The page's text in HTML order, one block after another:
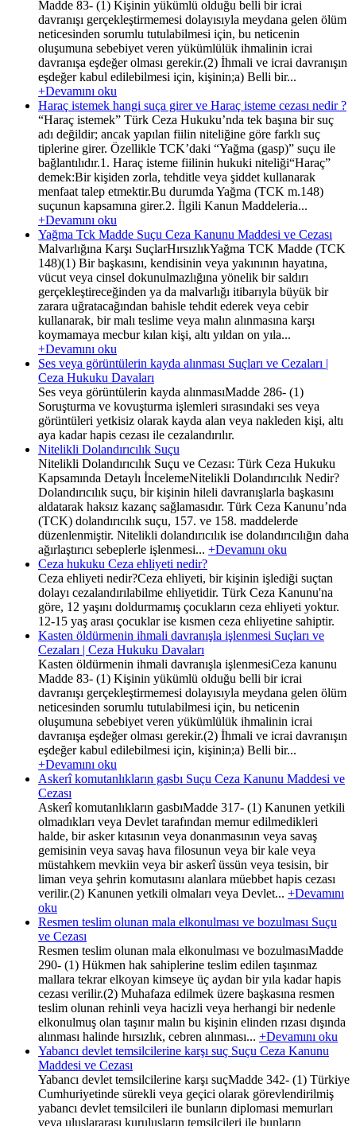
Madde 83- (1) Kişinin yükümlü olduğu belli bir icrai
davranışı gerçekleştirmemesi dolayısıyla meydana gelen ölüm
neticesinden sorumlu tutulabilmesi için, bu neticenin
oluşumuna sebebiyet veren yükümlülük ihmalinin icrai
davranışa eşdeğer olması gerekir.(2) İhmali ve icrai davranışın
eşdeğer kabul edilebilmesi için, kişinin;a) Belli bir...
+Devamını oku
Haraç istemek hangi suça girer ve Haraç isteme cezası nedir ?
“Haraç istemek” Türk Ceza Hukuku’nda tek başına bir suç
adı değildir; ancak yapılan fiilin niteliğine göre farklı suç
tiplerine girer. Özellikle TCK’daki “Yağma (gasp)” suçu ile
bağlantılıdır.1. Haraç isteme fiilinin hukuki niteliği“Haraç”
demek:Bir kişiden zorla, tehditle veya şiddet kullanarak
menfaat talep etmektir.Bu durumda Yağma (TCK m.148)
suçunun kapsamına girer.2. İlgili Kanun Maddeleria...
+Devamını oku
Yağma Tck Madde Suçu Ceza Kanunu Maddesi ve Cezası
Malvarlığına Karşı SuçlarHırsızlıkYağma TCK Madde (TCK
148)(1) Bir başkasını, kendisinin veya yakınının hayatına,
vücut veya cinsel dokunulmazlığına yönelik bir saldırı
gerçekleştireceğinden ya da malvarlığı itibarıyla büyük bir
zarara uğratacağından bahisle tehdit ederek veya cebir
kullanarak, bir malı teslime veya malın alınmasına karşı
koymamaya mecbur kılan kişi, altı yıldan on yıla...
+Devamını oku
Ses veya görüntülerin kayda alınması Suçları ve Cezaları |
Ceza Hukuku Davaları
Ses veya görüntülerin kayda alınmasıMadde 286- (1)
Soruşturma ve kovuşturma işlemleri sırasındaki ses veya
görüntüleri yetkisiz olarak kayda alan veya nakleden kişi, altı
aya kadar hapis cezası ile cezalandırılır.
Nitelikli Dolandırıcılık Suçu
Nitelikli Dolandırıcılık Suçu ve Cezası: Türk Ceza Hukuku
Kapsamında Detaylı İncelemeNitelikli Dolandırıcılık Nedir?
Dolandırıcılık suçu, bir kişinin hileli davranışlarla başkasını
aldatarak haksız kazanç sağlamasıdır. Türk Ceza Kanunu’nda
(TCK) dolandırıcılık suçu, 157. ve 158. maddelerde
düzenlenmiştir. Nitelikli dolandırıcılık ise dolandırıcılığın daha
ağırlaştırıcı sebeplerle işlenmesi... +Devamını oku
Ceza hukuku Ceza ehliyeti nedir?
Ceza ehliyeti nedir?Ceza ehliyeti, bir kişinin işlediği suçtan
dolayı cezalandırılabilme ehliyetidir. Türk Ceza Kanunu'na
göre, 12 yaşını doldurmamış çocukların ceza ehliyeti yoktur.
12-15 yaş arası çocuklar ise kısmen ceza ehliyetine sahiptir.
Kasten öldürmenin ihmali davranışla işlenmesi Suçları ve
Cezaları | Ceza Hukuku Davaları
Kasten öldürmenin ihmali davranışla işlenmesiCeza kanunu
Madde 83- (1) Kişinin yükümlü olduğu belli bir icrai
davranışı gerçekleştirmemesi dolayısıyla meydana gelen ölüm
neticesinden sorumlu tutulabilmesi için, bu neticenin
oluşumuna sebebiyet veren yükümlülük ihmalinin icrai
davranışa eşdeğer olması gerekir.(2) İhmali ve icrai davranışın
eşdeğer kabul edilebilmesi için, kişinin;a) Belli bir...
+Devamını oku
Askerî komutanlıkların gasbı Suçu Ceza Kanunu Maddesi ve
Cezası
Askerî komutanlıkların gasbıMadde 317- (1) Kanunen yetkili
olmadıkları veya Devlet tarafından memur edilmedikleri
halde, bir asker kıtasının veya donanmasının veya savaş
gemisinin veya savaş hava filosunun veya bir kale veya
müstahkem mevkiin veya bir askerî üssün veya tesisin, bir
liman veya şehrin komutasını alanlara müebbet hapis cezası
verilir.(2) Kanunen yetkili olmaları veya Devlet... +Devamını
oku
Resmen teslim olunan mala elkonulması ve bozulması Suçu
ve Cezası
Resmen teslim olunan mala elkonulması ve bozulmasıMadde
290- (1) Hükmen hak sahiplerine teslim edilen taşınmaz
mallara tekrar elkoyan kimseye üç aydan bir yıla kadar hapis
cezası verilir.(2) Muhafaza edilmek üzere başkasına resmen
teslim olunan rehinli veya hacizli veya herhangi bir nedenle
elkonulmuş olan taşınır malın bu kişinin elinden rızası dışında
alınması halinde hırsızlık, cebren alınması... +Devamını oku
Yabancı devlet temsilcilerine karşı suç Suçu Ceza Kanunu
Maddesi ve Cezası
Yabancı devlet temsilcilerine karşı suçMadde 342- (1) Türkiye
Cumhuriyetinde sürekli veya geçici olarak görevlendirilmiş
yabancı devlet temsilcileri ile bunların diplomasi memurları
veya uluslararası kuruluşların temsilcileri ile bunların